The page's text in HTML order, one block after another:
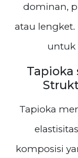
dominan,
atau lengket.
untuk
Tapioka
Tapioka
komposisi